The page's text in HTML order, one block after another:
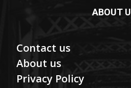
ABOUT
Contact us
About us
Privacy Policy